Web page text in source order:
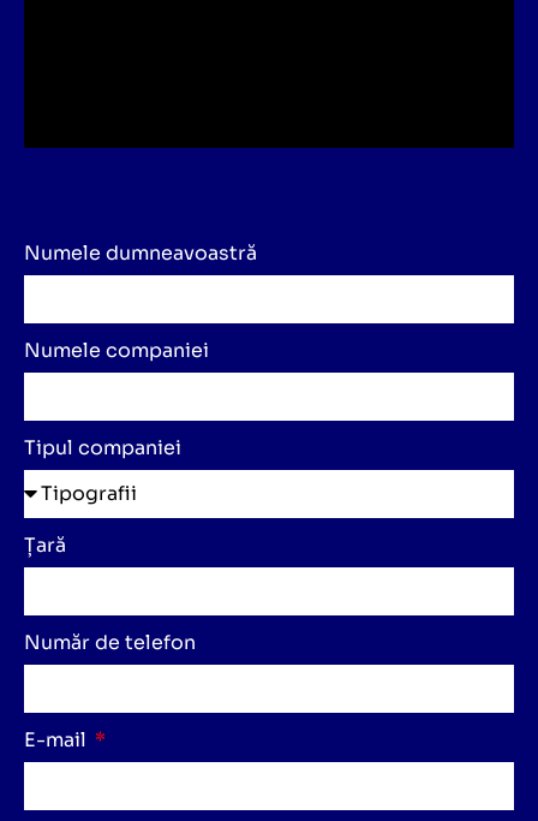
Numele dumneavoastră
Numele companiei
Tipul companiei
Țară
Număr de telefon
E-mail